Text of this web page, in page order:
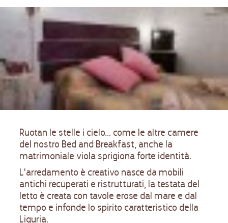
Ruotan le stelle i cielo... come le altre camere
del nostro Bed and Breakfast, anche la
matrimoniale viola sprigiona forte identità.
L'arredamento è creativo nasce da mobili
antichi recuperati e ristrutturati, la testata del
letto è creata con tavole erose dal mare e dal
tempo e infonde lo spirito caratteristico della
Liguria.